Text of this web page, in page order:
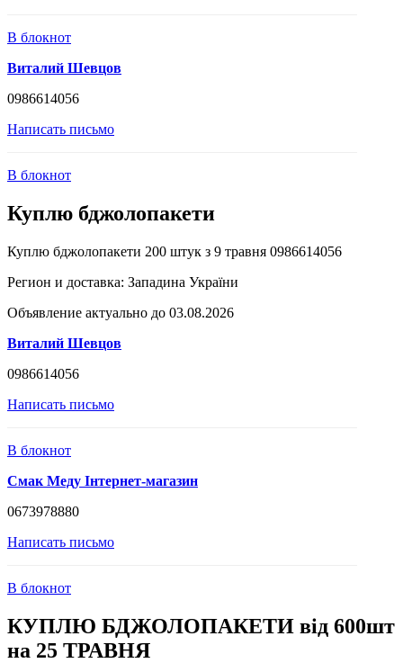
В блокнот
Виталий Шевцов
0986614056
Написать письмо
В блокнот
Куплю бджолопакети
Куплю бджолопакети 200 штук з 9 травня 0986614056
Регион и доставка: Западина України
Объявление актуально до 03.08.2026
Виталий Шевцов
0986614056
Написать письмо
В блокнот
Смак Меду Інтернет-магазин
0673978880
Написать письмо
В блокнот
КУПЛЮ БДЖОЛОПАКЕТИ від 600шт
на 25 ТРАВНЯ